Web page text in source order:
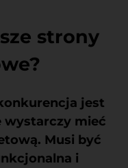
strony
jest
wystarczy mieć
Musi być
i